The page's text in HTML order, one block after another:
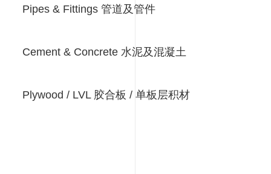
Pipes & Fittings 管道及管件
Cement & Concrete 水泥及混凝土
Plywood / LVL 胶合板 / 单板层积材